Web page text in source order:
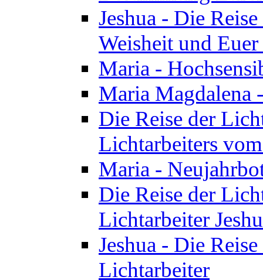
Jeshua - Die
Weisheit und
Maria -
Maria Magdalena
Die Reise der
Lichtarbeiters
Maria -
Die Reise der
Lichtarbeiter
Jeshua - Die
Lichtarbeiter